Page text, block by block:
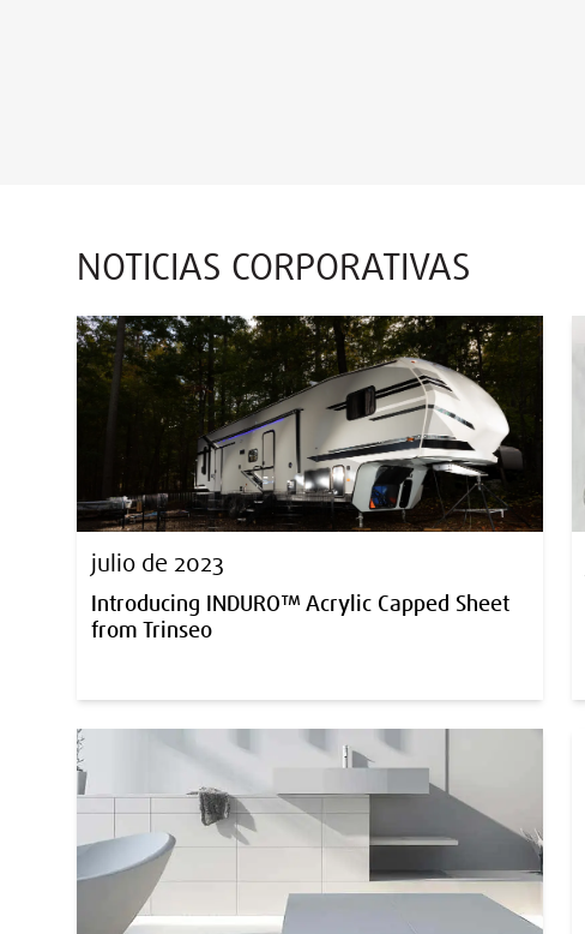
NOTICIAS CORPORATIVAS
julio de 2023
Introducing INDURO™ Acrylic Capped Sheet
from Trinseo